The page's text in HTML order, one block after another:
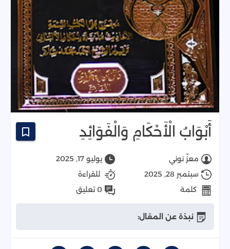
أَبْوَابُ الْأَحْكَامِ وَالْفَوَائِدِ
معزّ نوني
يوليو 17, 2025
سبتمبر 28, 2025
للقراءة
كلمة
0 تعليق
نبذة عن المقال: